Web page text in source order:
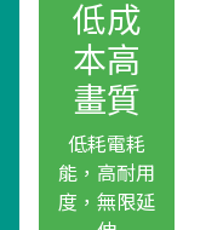
低成
本高
畫質
低耗電耗
能，高耐用
度，無限延